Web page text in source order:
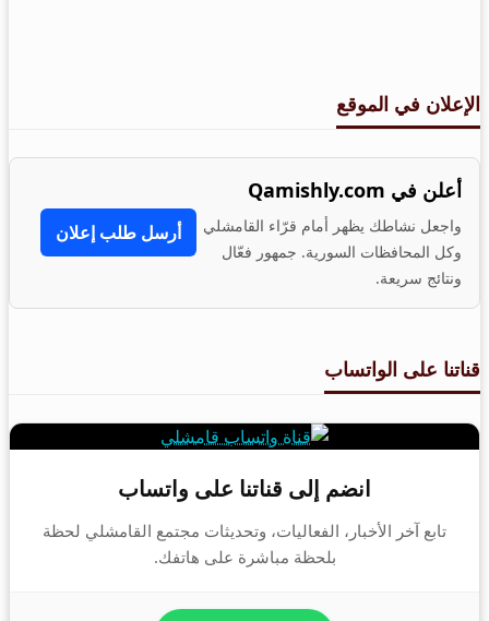
الإعلان في الموقع
أعلن في Qamishly.com
واجعل نشاطك يظهر أمام قرّاء القامشلي
وكل المحافظات السورية. جمهور فعّال
ونتائج سريعة.
أرسل طلب إعلان
قناتنا على الواتساب
انضم إلى قناتنا على واتساب
تابع آخر الأخبار، الفعاليات، وتحديثات مجتمع القامشلي لحظة
بلحظة مباشرة على هاتفك.